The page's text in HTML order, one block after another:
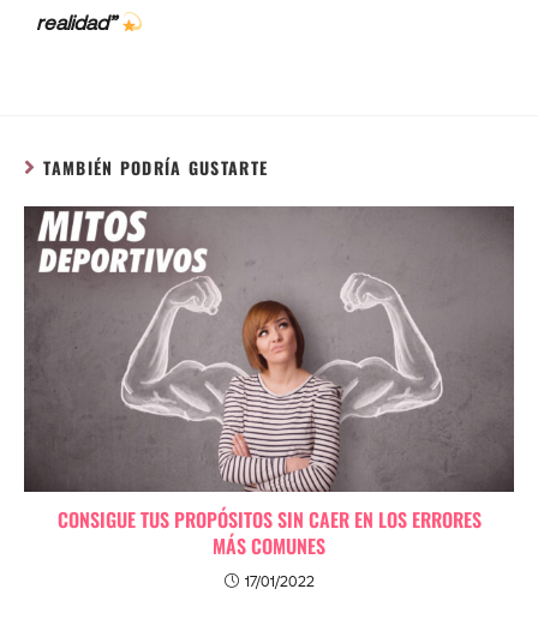
realidad”
TAMBIÉN PODRÍA GUSTARTE
CONSIGUE TUS PROPÓSITOS SIN CAER EN LOS ERRORES
MÁS COMUNES
17/01/2022